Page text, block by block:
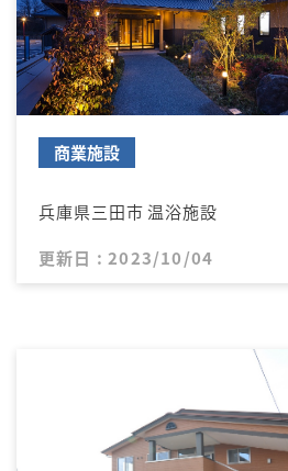
商業施設
兵庫県三田市 温浴施設
更新日 : 2023/10/04